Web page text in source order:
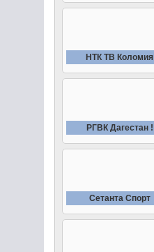
НТК ТВ Коломия
РГВК Дагестан !
Сетанта Спорт